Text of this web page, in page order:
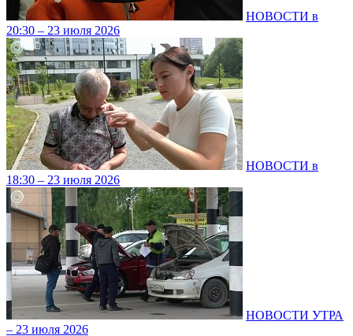
НОВОСТИ в
20:30 – 23 июля 2026
НОВОСТИ в
18:30 – 23 июля 2026
НОВОСТИ УТРА
– 23 июля 2026